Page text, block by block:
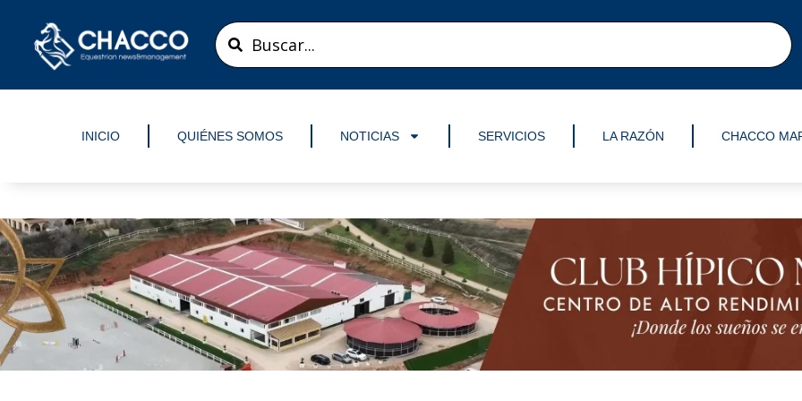
contenido
Search
...
INICIO QUIÉNES SOMOS NOTICIAS SERVICIOS LA RAZÓN CHACCO